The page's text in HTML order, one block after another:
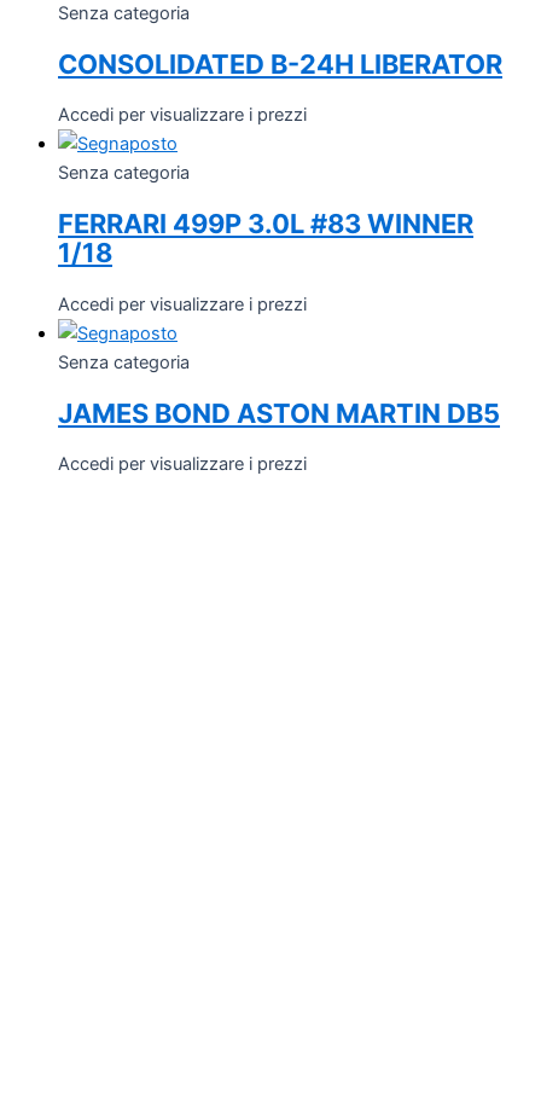
Senza categoria
CONSOLIDATED B-24H LIBERATOR
Accedi per visualizzare i prezzi
Senza categoria
FERRARI 499P 3.0L #83 WINNER
1/18
Accedi per visualizzare i prezzi
Senza categoria
JAMES BOND ASTON MARTIN DB5
Accedi per visualizzare i prezzi